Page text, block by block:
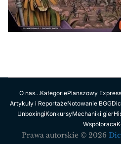
O nas…KategoriePlanszowy Express
Artykuły i ReportażeNotowanie BGG
UnboxingiKonkursyMechaniki gier
Współpraca
Prawa autorskie © 2026